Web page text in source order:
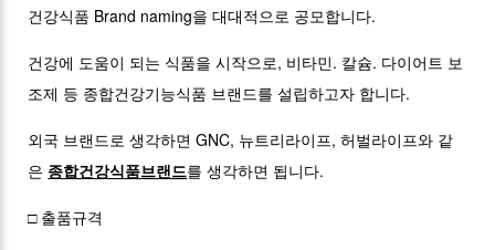
건강식품 Brand naming을 대대적으로 공모합니다.
건강에 도움이 되는 식품을 시작으로, 비타민. 칼슘. 다이어트 보
조제 등 종합건강기능식품 브랜드를 설립하고자 합니다.
외국 브랜드로 생각하면 GNC, 뉴트리라이프, 허벌라이프와 같
은 종합건강식품브랜드를 생각하면 됩니다.
□ 출품규격